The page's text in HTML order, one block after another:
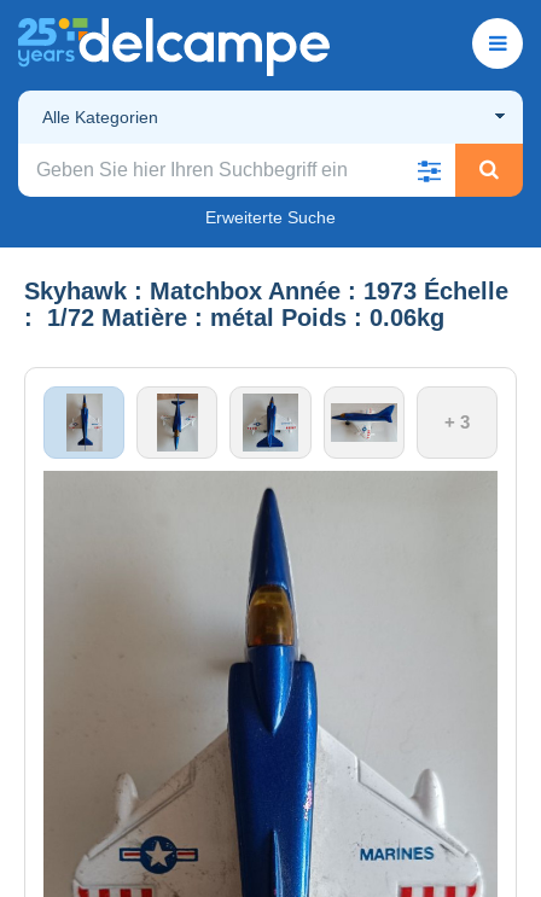
Alle Kategorien
Erweiterte Suche
Skyhawk : Matchbox Année : 1973 Échelle
: 1/72 Matière : métal Poids : 0.06kg
+ 3